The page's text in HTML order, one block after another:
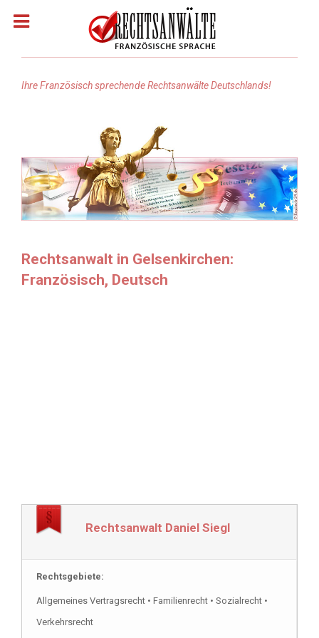
Rechtsanwälte: Französisch
Rechtsanwälte: Arabisch
Rechtsanwälte: Türkisch
Ihre Französisch sprechende Rechtsanwälte Deutschlands!
Rechtsanwalt in Gelsenkirchen:
Französisch, Deutsch
Rechtsanwalt Daniel Siegl
Rechtsgebiete:
Allgemeines Vertragsrecht • Familienrecht • Sozialrecht •
Verkehrsrecht